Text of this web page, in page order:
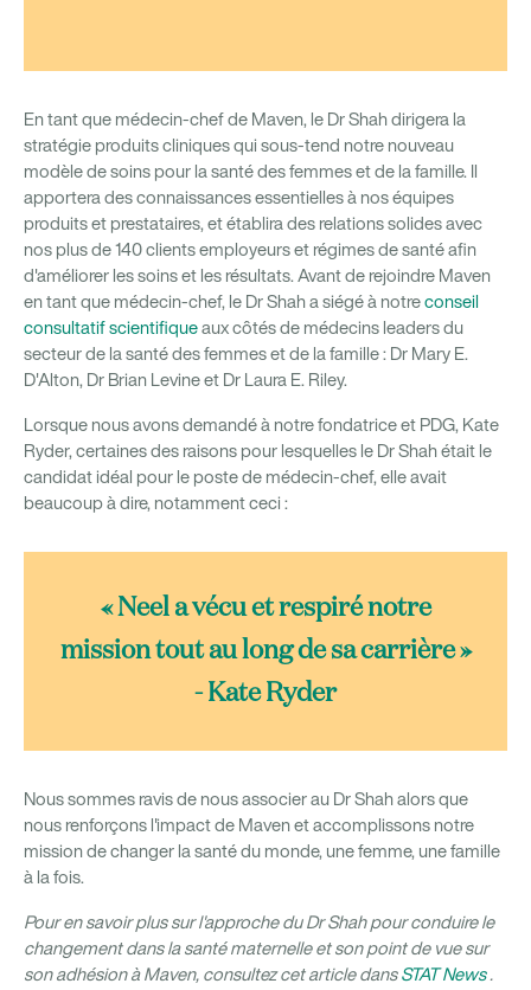
En tant que médecin-chef de Maven, le Dr Shah dirigera la
stratégie produits cliniques qui sous-tend notre nouveau
modèle de soins pour la santé des femmes et de la famille. Il
apportera des connaissances essentielles à nos équipes
produits et prestataires, et établira des relations solides avec
nos plus de 140 clients employeurs et régimes de santé afin
d'améliorer les soins et les résultats. Avant de rejoindre Maven
en tant que médecin-chef, le Dr Shah a siégé à notreconseil
consultatif scientifiqueaux côtés de médecins leaders du
secteur de la santé des femmes et de la famille : Dr Mary E.
D'Alton, Dr Brian Levine et Dr Laura E. Riley.
Lorsque nous avons demandé à notre fondatrice et PDG, Kate
Ryder, certaines des raisons pour lesquelles le Dr Shah était le
candidat idéal pour le poste de médecin-chef, elle avait
beaucoup à dire, notamment ceci :
« Neel a vécu et respiré notre
mission tout au long de sa carrière »
- Kate Ryder
Nous sommes ravis de nous associer au Dr Shah alors que
nous renforçons l'impact de Maven et accomplissons notre
mission de changer la santé du monde, une femme, une famille
à la fois.
Pour en savoir plus sur l'approche du Dr Shah pour conduire le
changement dans la santé maternelle et son point de vue sur
son adhésion à Maven, consultez cet article dansSTAT News.